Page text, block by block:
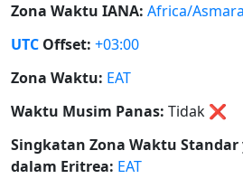
Zona Waktu IANA: Africa/Asmara
UTC Offset: +03:00
Zona Waktu: EAT
Waktu Musim Panas: Tidak ❌
Singkatan Zona Waktu
dalam Eritrea: EAT